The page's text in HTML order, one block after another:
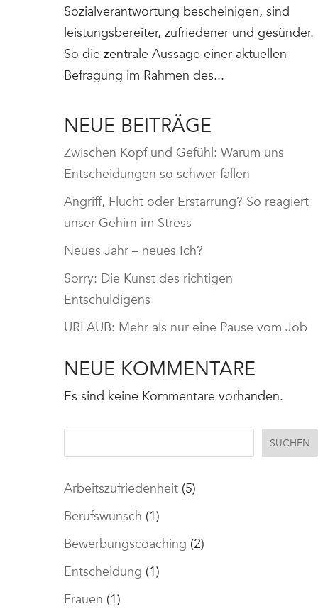
Sozialverantwortung bescheinigen, sind
leistungsbereiter, zufriedener und gesünder.
So die zentrale Aussage einer aktuellen
Befragung im Rahmen des...
NEUE BEITRÄGE
Zwischen Kopf und Gefühl: Warum uns
Entscheidungen so schwer fallen
Angriff, Flucht oder Erstarrung? So reagiert
unser Gehirn im Stress
Neues Jahr – neues Ich?
Sorry: Die Kunst des richtigen
Entschuldigens
URLAUB: Mehr als nur eine Pause vom Job
NEUE KOMMENTARE
Es sind keine Kommentare vorhanden.
SUCHEN
Arbeitszufriedenheit(5)
Berufswunsch (1)
Bewerbungscoaching (2)
Entscheidung (1)
Frauen (1)